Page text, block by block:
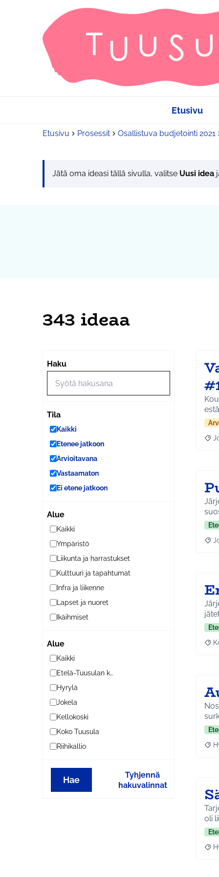
Etusivu
Etusivu Prosessit Osallistuva budjetointi 2021
Jätä oma ideasi tällä sivulla, valitse Uusi idea
343 ideaa
Haku
Tila
Kaikki
Etenee jatkoon
Arvioitavana
Vastaamaton
Ei etene jatkoon
Alue
Kaikki
Ympäristö
Liikunta ja harrastukset
Kulttuuri ja tapahtumat
Infra ja liikenne
Lapset ja nuoret
Ikäihmiset
Alue
Kaikki
Etelä-Tuusulan kylät
Hyrylä
Jokela
Kellokoski
Koko Tuusula
Riihikallio
Hae
Tyhjennä
hakuvalinnat
oli